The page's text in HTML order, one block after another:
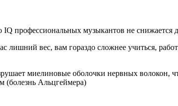
профессиональных музыкантов не снижается
вес, вам гораздо сложнее учиться,
миелиновые оболочки нервных волокон,
(болезнь Альцгеймера)